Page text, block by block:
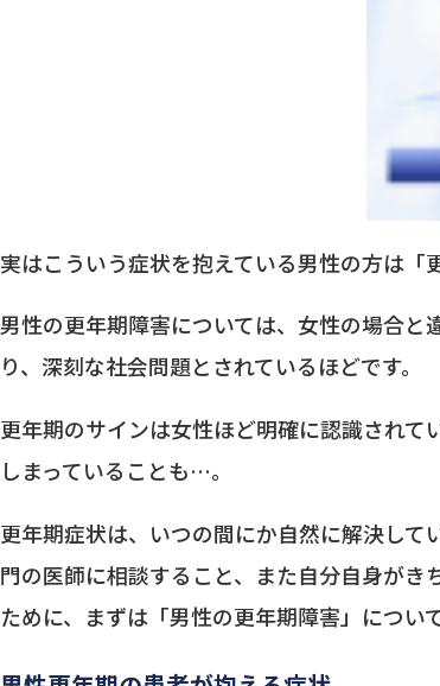
実はこういう症状を抱えている男性の方は「
男性の更年期障害については、女性の場合と
り、深刻な社会問題とされているほどです。
更年期のサインは女性ほど明確に認識され
しまっていることも…。
更年期症状は、いつの間にか自然に解決し
門の医師に相談すること、また自分自身が
ために、まずは「男性の更年期障害」につい